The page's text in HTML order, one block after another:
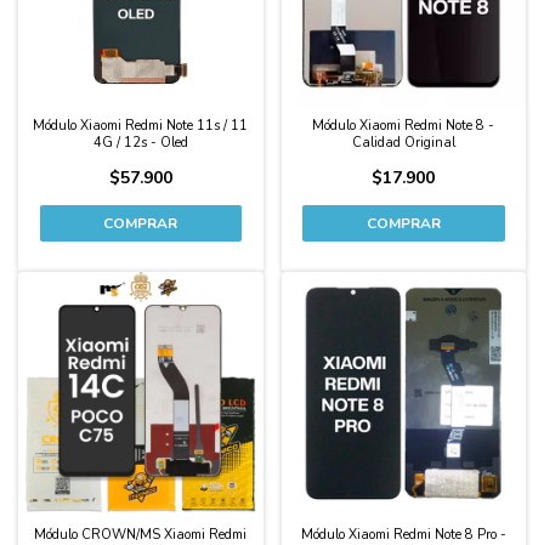
Módulo Xiaomi Redmi Note 11s / 11
4G / 12s - Oled
$57.900
Módulo Xiaomi Redmi Note 8 -
Calidad Original
$17.900
Módulo CROWN/MS Xiaomi Redmi
Módulo Xiaomi Redmi Note 8 Pro -